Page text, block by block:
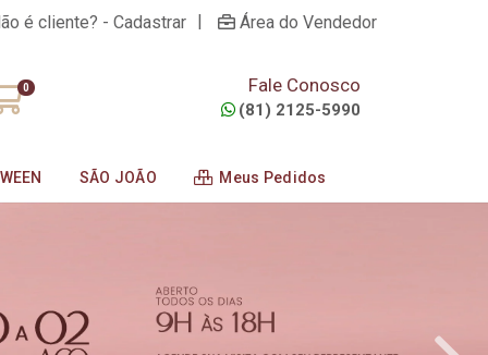
é cliente? - Cadastrar | Área do Vendedor
0 Fale Conosco
(81) 2125-5990
SÃO JOÃO Meus Pedidos